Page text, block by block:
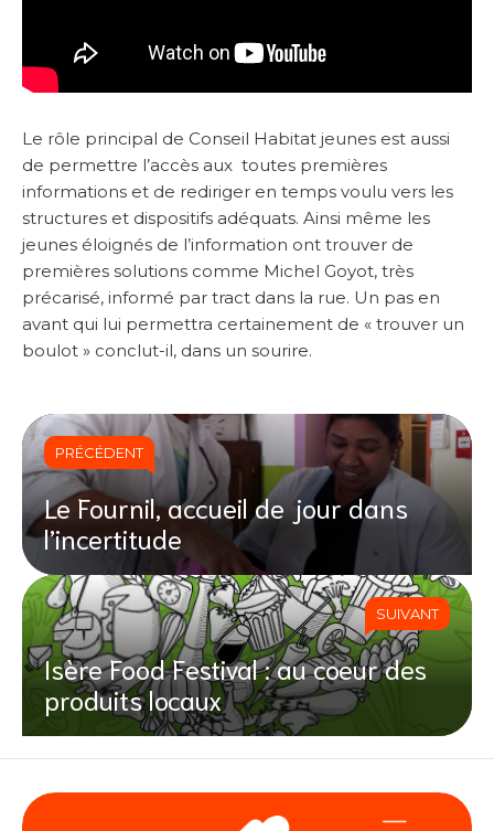
Le rôle principal de Conseil Habitat jeunes est aussi
de permettre l’accès aux toutes premières
informations et de rediriger en temps voulu vers les
structures et dispositifs adéquats. Ainsi même les
jeunes éloignés de l’information ont trouver de
premières solutions comme Michel Goyot, très
précarisé, informé par tract dans la rue. Un pas en
avant qui lui permettra certainement de « trouver un
boulot » conclut-il, dans un sourire.
PRÉCÉDENT
Le Fournil, accueil de jour dans
l’incertitude
SUIVANT
Isère Food Festival : au coeur des
produits locaux